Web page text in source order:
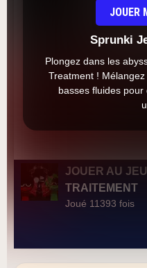
JOUER
Sprunki
Plongez dans les
Treatment !
basses fluides
JOUER AU
TRAITEMENT
Joué 11393 fois